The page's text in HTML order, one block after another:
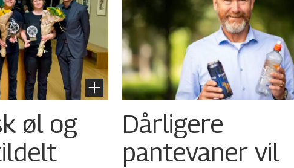
øl og
Dårligere
pantevaner vil